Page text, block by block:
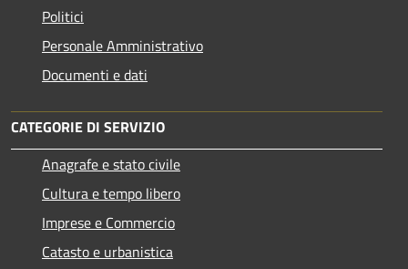
Politici
Personale Amministrativo
Documenti e dati
CATEGORIE DI SERVIZIO
Anagrafe e stato civile
Cultura e tempo libero
Imprese e Commercio
Catasto e urbanistica